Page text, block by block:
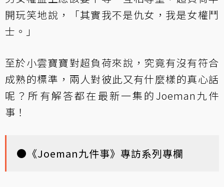
開玩笑地說，「其實我不是仇女，我是女權鬥
士。」
至於小雲寶寶對超負荷來說，究竟有沒有符合
成熟的標準，兩人對彼此又有什麼樣的真心話
呢？所有解答都在最新一集的Joeman九件
事！
● 《Joeman九件事》專訪系列專欄